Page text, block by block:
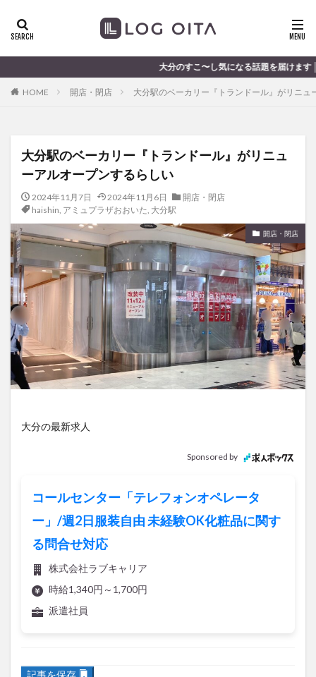
大分のすこ〜し気になる話題を届けます │ 記事は毎日更新中
HOME 開店・閉店 大分駅のベーカリー『トランドール』がリニュ
大分駅のベーカリー『トランドール』がリニュ
ーアルオープンするらしい
2024年11月7日 2024年11月6日
開店・閉店
haishin, アミュプラザおおいた, 大分駅
開店・閉店
大分の最新求人
Sponsored by
コールセンター「テレフォンオペレータ
ー」/週2日服装自由 未経験OK化粧品に関す
る問合せ対応
株式会社ラブキャリア
時給1,340円～1,700円
派遣社員
ディナー
haishin
haisin haisnin hasihin
hasishin
hishin
hqaishin JR
OPA
Paypay PR TOKIPO
いちご うみたまご
お土産
お弁当 かき氷
からあげ
くじゅう連山
ねとらぼ
ひまわり
ふるさと納税
まつり まとめ
みかん
わさだタウン
わったん
アイススケート
アウトドア
アサイーボウル
アフリカンサファリ
アミュプラザおおいた
アレンジレシピ
アートプラザ
イタリア料理
イベント
イルミネーション
インド料理
グルメ
サウナ
ジャマイカ料理
ジャークチキン
スイーツ
スタバ
セレクトショップ
ソフトクリーム
チキンカレー